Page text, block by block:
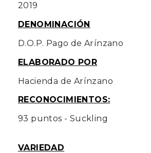
2019
DENOMINACIÓN
D.O.P. Pago de Arínzano
ELABORADO POR
Hacienda de Arínzano
RECONOCIMIENTOS:
93 puntos - Suckling
VARIEDAD